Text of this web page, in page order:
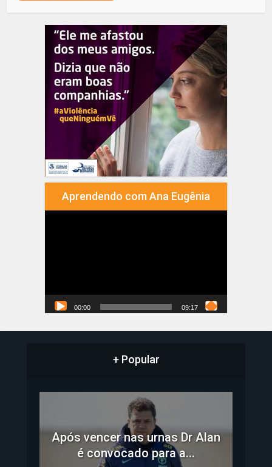
Aprendendo com Ana Eugênia
00:00 09:17
+ Popular
Após vencer nas urnas Dr Alan
é convocado para a...